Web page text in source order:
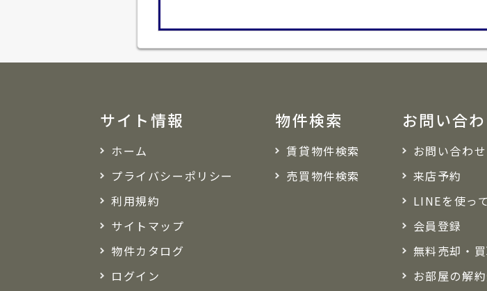
サイト情報
ホーム
プライバシーポリシー
利用規約
サイトマップ
物件カタログ
ログイン
物件検索
賃貸物件検索
売買物件検索
お問い合
お問い合わせ
来店予約
LINEを使っ
会員登録
無料売却・
お部屋の解